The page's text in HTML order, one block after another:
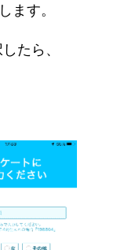
ます。
たら、